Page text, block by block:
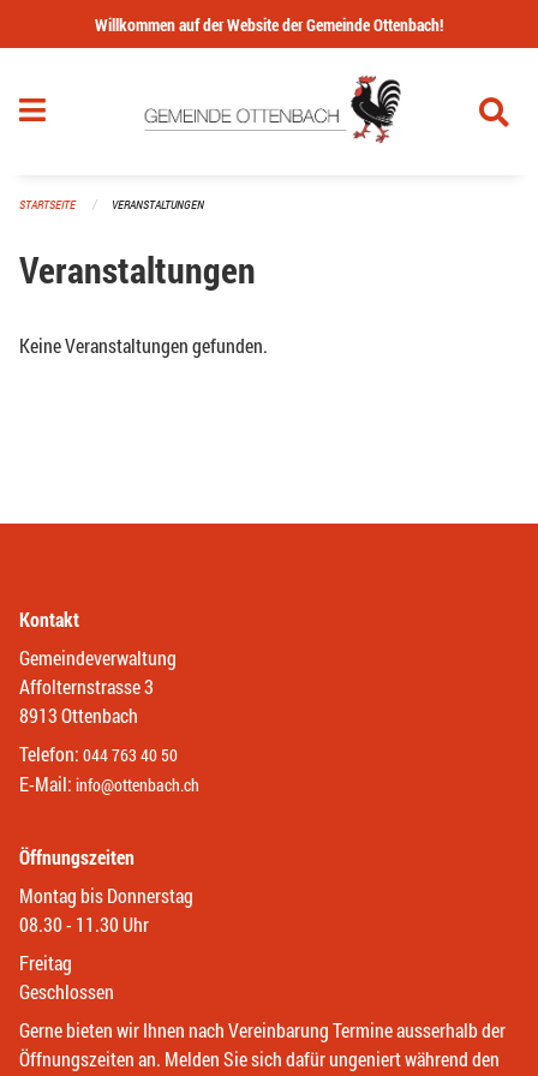
Navigation überspringen
Willkommen auf der Website der Gemeinde Ottenbach!
STARTSEITE VERANSTALTUNGEN
Veranstaltungen
Keine Veranstaltungen gefunden.
Kontakt
Gemeindeverwaltung
Affolternstrasse 3
8913 Ottenbach
Telefon: 044 763 40 50
E-Mail: info@ottenbach.ch
Öffnungszeiten
Montag bis Donnerstag
08.30 - 11.30 Uhr
Freitag
Geschlossen
Gerne bieten wir Ihnen nach Vereinbarung Termine ausserhalb der
Öffnungszeiten an. Melden Sie sich dafür ungeniert während den